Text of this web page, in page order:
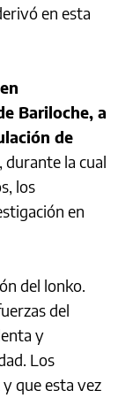
en esta
Bariloche, a
de
, durante la cual
los
en
del lonko.
del
y
Los
que esta vez